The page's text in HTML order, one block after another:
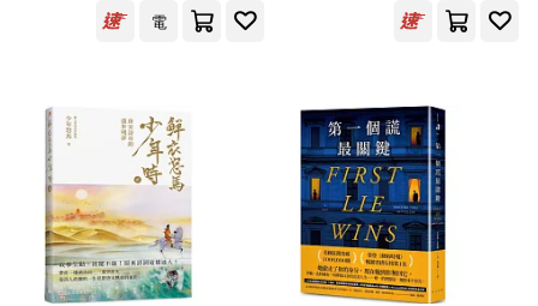
崔雪熙(8) 廖文輝(8)
木頭馬教育研究中心編(8)
李國濤(8)
字畝文化(32)
山西人民出版社(32)
成都時代出版社(32)
電